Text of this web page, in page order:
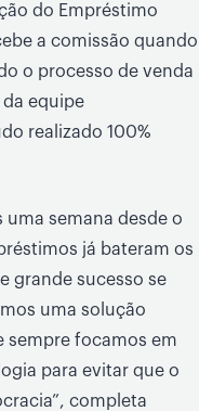
do Empréstimo
a comissão quando
o processo de venda
equipe
realizado 100%
semana desde o
já bateram os
grande sucesso se
uma solução
sempre focamos em
para evitar que o
completa